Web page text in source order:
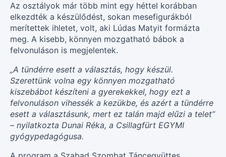
Az osztályok már több mint egy héttel korábban
elkezdték a készülődést, sokan mesefigurákból
merítettek ihletet, volt, aki Lúdas Matyit formázta
meg. A kisebb, könnyen mozgatható bábok a
felvonuláson is megjelentek.
„A tündérre esett a választás, hogy készül.
Szerettünk volna egy könnyen mozgatható
kiszebábot készíteni a gyerekekkel, hogy ezt a
felvonuláson vihessék a kezükbe, és azért a tündérre
esett a választásunk, mert ez talán majd elűzi a telet”
– nyilatkozta Dunai Réka, a Csillagfürt EGYMI
gyógypedagógusa.